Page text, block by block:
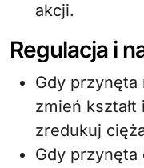
akcji.
Regulacja i
Gdy
zmień kształt
zredukuj
Gdy